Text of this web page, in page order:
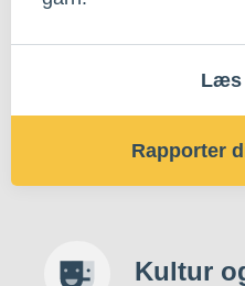
Læs
Rapporter
Kultur